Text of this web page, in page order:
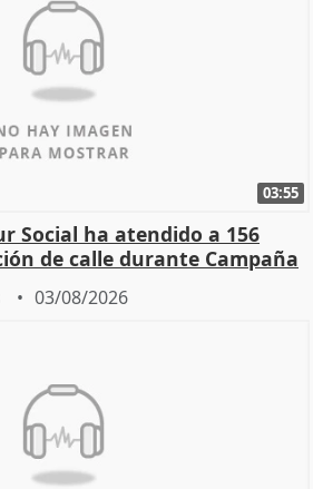
03:55
Social ha atendido a 156
de calle durante Campaña
03/08/2026